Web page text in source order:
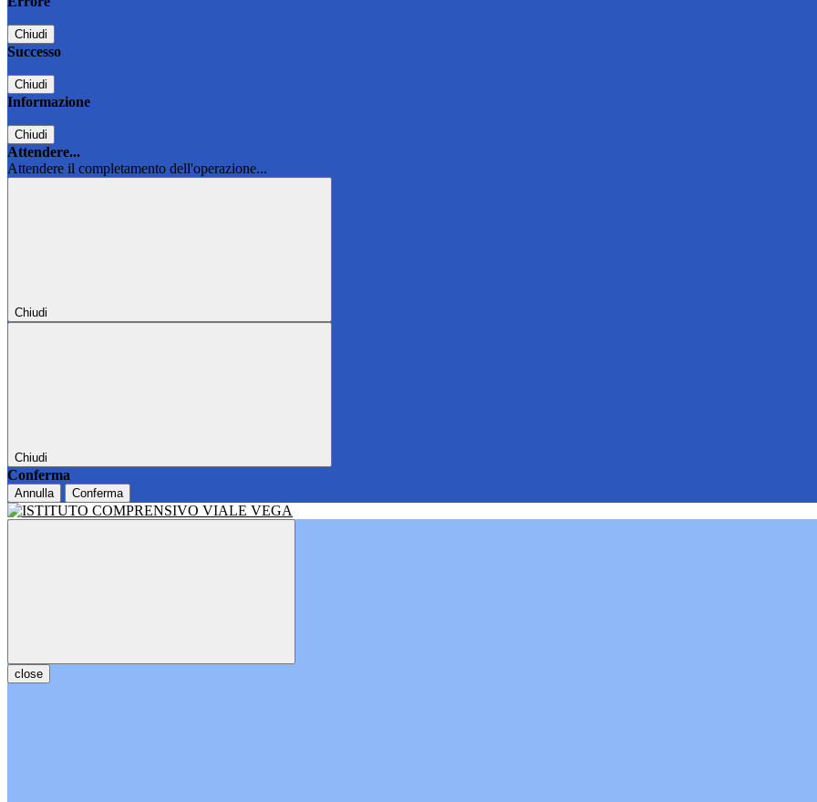
Chiudi
Successo
Chiudi
Informazione
Chiudi
Attendere...
Attendere il completamento dell'operazione...
Chiudi
Chiudi
Conferma
Annulla Conferma
close